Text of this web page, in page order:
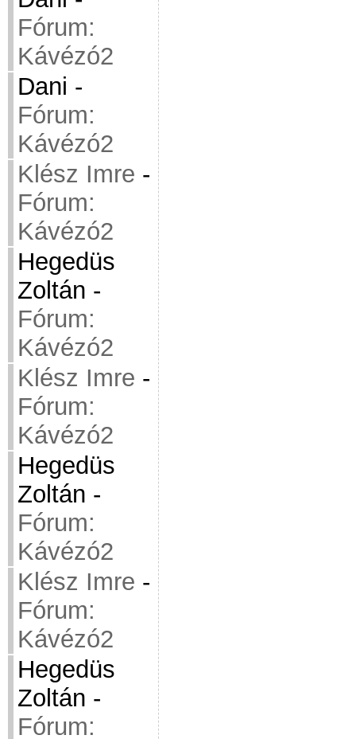
Fórum:
Kávézó2
Dani -
Fórum:
Kávézó2
Klész Imre -
Fórum:
Kávézó2
Hegedüs
Zoltán -
Fórum:
Kávézó2
Klész Imre -
Fórum:
Kávézó2
Hegedüs
Zoltán -
Fórum:
Kávézó2
Klész Imre -
Fórum:
Kávézó2
Hegedüs
Zoltán -
Fórum: